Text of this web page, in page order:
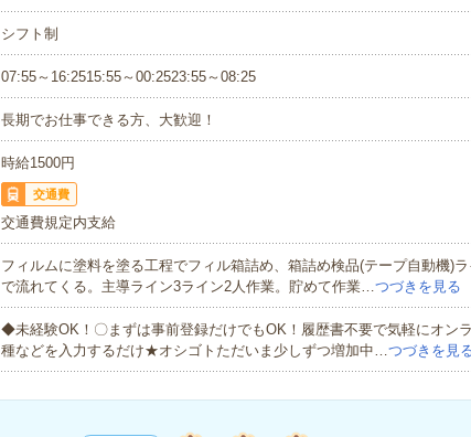
シフト制
07:55～16:2515:55～00:2523:55～08:25
長期でお仕事できる方、大歓迎！
時給1500円
交通費
交通費規定内支給
フィルムに塗料を塗る工程でフィル箱詰め、箱詰め検品(テープ自動機)
で流れてくる。主導ライン3ライン2人作業。貯めて作業…つづきを見る
◆未経験OK！〇まずは事前登録だけでもOK！履歴書不要で気軽にオン
種などを入力するだけ★オシゴトただいま少しずつ増加中…つづきを見